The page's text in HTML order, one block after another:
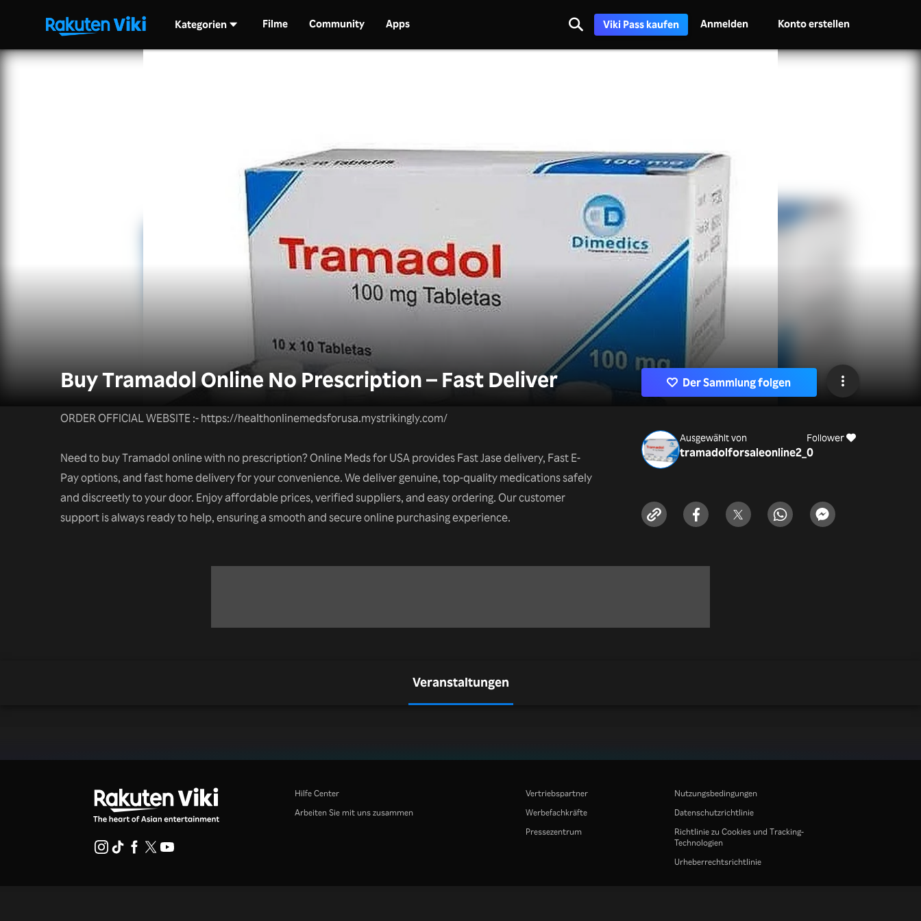
Kategorien Filme Community Apps Viki Pass kaufen Anmelden Konto erstellen
Buy Tramadol Online No Prescription – Fast Deliver
ORDER OFFICIAL WEBSITE :- https://healthonlinemedsforusa.mystrikingly.com/
Need to buy Tramadol online with no prescription? Online Meds for USA provides Fast Jase delivery, Fast E-
Pay options, and fast home delivery for your convenience. We deliver genuine, top-quality medications safely
and discreetly to your door. Enjoy affordable prices, verified suppliers, and easy ordering. Our customer
support is always ready to help, ensuring a smooth and secure online purchasing experience.
Der Sammlung folgen
Ausgewählt von
tramadolforsaleonline2_
Follower
0
Veranstaltungen
Hilfe Center
Arbeiten Sie mit uns zusammen
Vertriebspartner
Werbefachkräfte
Pressezentrum
Nutzungsbedingungen
Datenschutzrichtlinie
Richtlinie zu Cookies und Tracking-
Technologien
Urheberrechtsrichtlinie